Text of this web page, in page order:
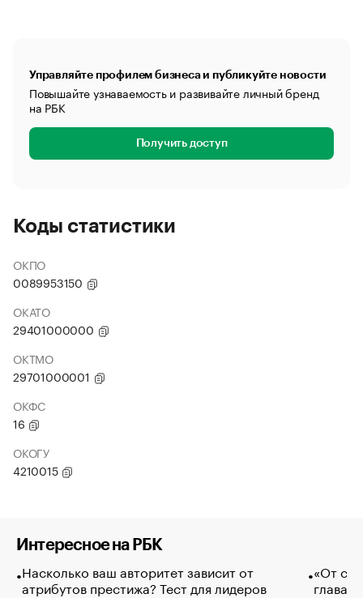
Управляйте профилем бизнеса и публикуйте новости
Повышайте узнаваемость и развивайте личный бренд
на РБК
Получить доступ
Коды статистики
ОКПО
0089953150
ОКАТО
29401000000
ОКТМО
29701000001
ОКФС
16
ОКОГУ
4210015
Интересное на РБК
Насколько ваш авторитет зависит от
атрибутов престижа? Тест для лидеров
«От
глава